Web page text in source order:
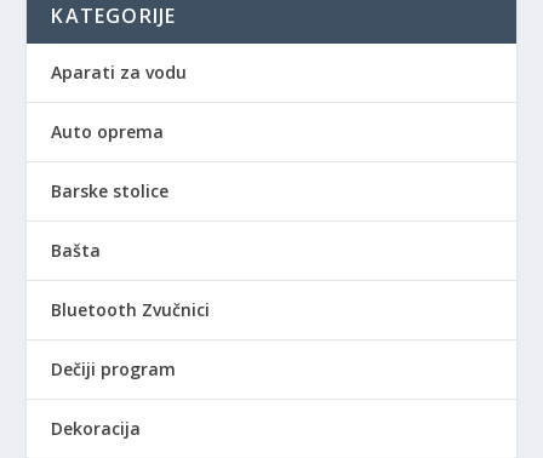
KATEGORIJE
Aparati za vodu
Auto oprema
Barske stolice
Bašta
Bluetooth Zvučnici
Dečiji program
Dekoracija